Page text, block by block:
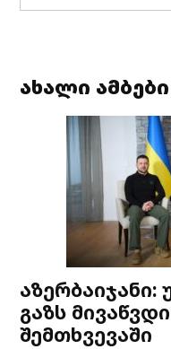
ახალი ამბები
აზერბაიჯანი:
გაზს
შემთხვევაში